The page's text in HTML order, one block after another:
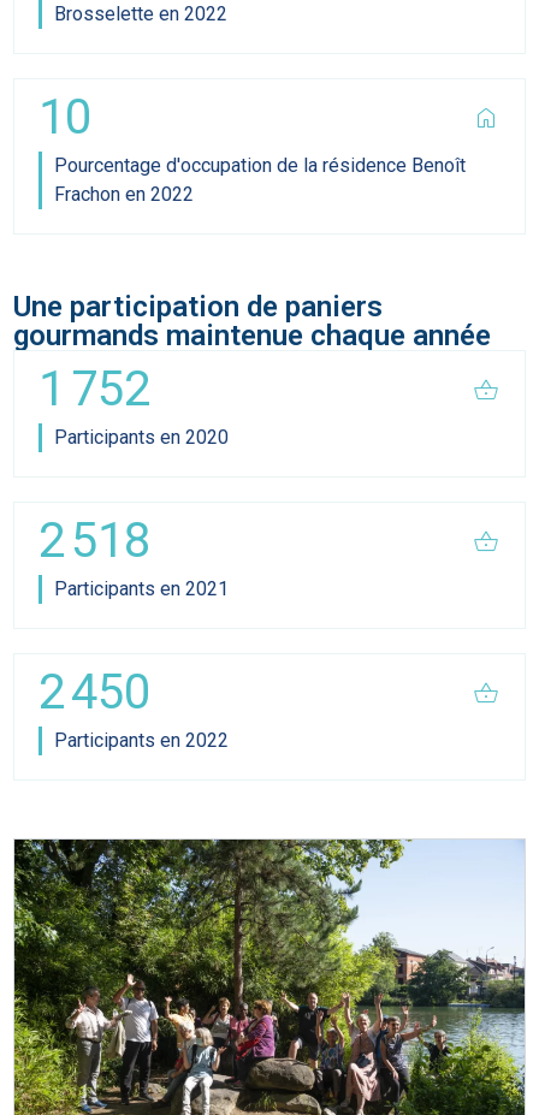
Brosselette en 2022
10 home
Pourcentage d'occupation de la résidence Benoît
Frachon en 2022
Une participation de paniers
gourmands maintenue chaque année
1 752 shopping_basket
Participants en 2020
2 518 shopping_basket
Participants en 2021
2 450 shopping_basket
Participants en 2022